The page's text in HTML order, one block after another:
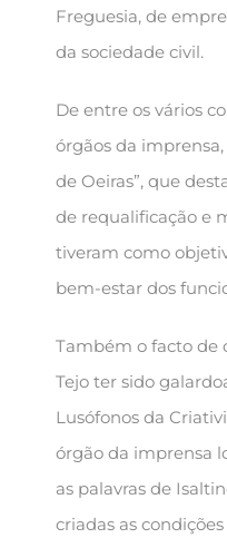
Freguesia, de
da sociedade civil.
De entre os vários
órgãos da
de Oeiras”, que
de requalificação e
tiveram como
bem-estar dos
Também o facto de
Tejo ter sido
Lusófonos da
órgão da imprensa
as palavras de
criadas as